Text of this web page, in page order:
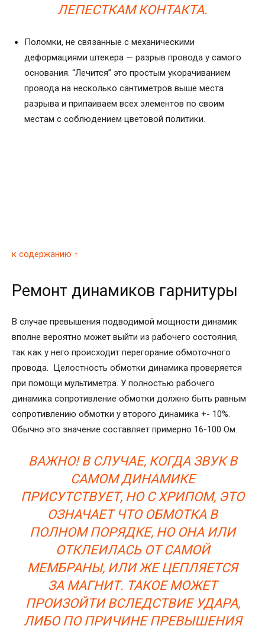
ЛЕПЕСТКАМ КОНТАКТА.
Поломки, не связанные с механическими
деформациями штекера — разрыв провода у самого
основания. “Лечится” это простым укорачиванием
провода на несколько сантиметров выше места
разрыва и припаиваем всех элементов по своим
местам с соблюдением цветовой политики.
к содержанию ↑
Ремонт динамиков гарнитуры
В случае превышения подводимой мощности динамик
вполне вероятно может выйти из рабочего состояния,
так как у него происходит перегорание обмоточного
провода. Целостность обмотки динамика проверяется
при помощи мультиметра. У полностью рабочего
динамика сопротивление обмотки должно быть равным
сопротивлению обмотки у второго динамика +- 10%.
Обычно это значение составляет примерно 16-100 Ом.
ВАЖНО! В СЛУЧАЕ, КОГДА ЗВУК В
САМОМ ДИНАМИКЕ
ПРИСУТСТВУЕТ, НО С ХРИПОМ, ЭТО
ОЗНАЧАЕТ ЧТО ОБМОТКА В
ПОЛНОМ ПОРЯДКЕ, НО ОНА ИЛИ
ОТКЛЕИЛАСЬ ОТ САМОЙ
МЕМБРАНЫ, ИЛИ ЖЕ ЦЕПЛЯЕТСЯ
ЗА МАГНИТ. ТАКОЕ МОЖЕТ
ПРОИЗОЙТИ ВСЛЕДСТВИЕ УДАРА,
ЛИБО ПО ПРИЧИНЕ ПРЕВЫШЕНИЯ